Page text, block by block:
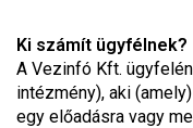
Ki számít ügyfélnek?
A Vezinfó Kft.
intézmény), aki
egy előadásra vagy